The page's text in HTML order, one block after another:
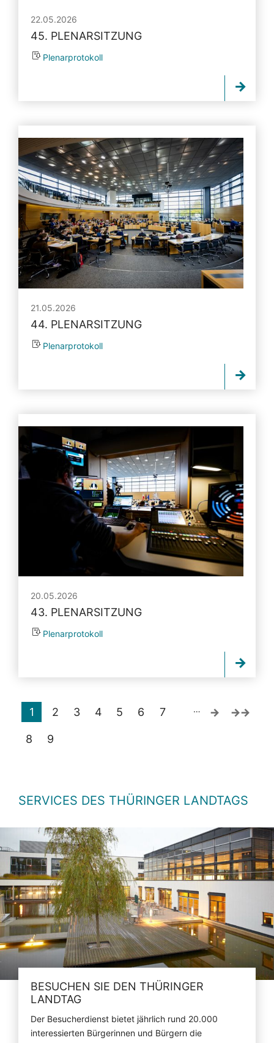
22.05.2026
45. PLENARSITZUNG
Plenarprotokoll
21.05.2026
44. PLENARSITZUNG
Plenarprotokoll
20.05.2026
43. PLENARSITZUNG
Plenarprotokoll
1 2 3 4 5 6 7
8 9
…
SERVICES DES THÜRINGER LANDTAGS
BESUCHEN SIE DEN THÜRINGER
LANDTAG
Der Besucherdienst bietet jährlich rund 20.000
interessierten Bürgerinnen und Bürgern die